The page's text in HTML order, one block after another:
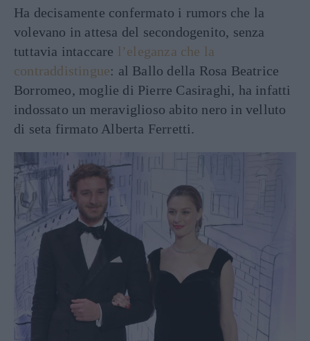
Ha decisamente confermato i rumors che la
volevano in attesa del secondogenito, senza
tuttavia intaccare l’eleganza che la
contraddistingue: al Ballo della Rosa Beatrice
Borromeo, moglie di Pierre Casiraghi, ha infatti
indossato un meraviglioso abito nero in velluto
di seta firmato Alberta Ferretti.